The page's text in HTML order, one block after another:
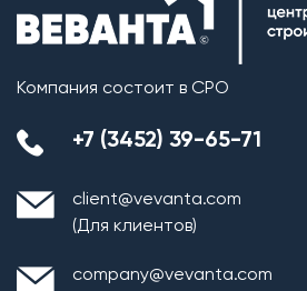
Компания состоит в СРО
+7 (3452) 39-65-71
client@vevanta.com
(Для клиентов)
company@vevanta.com